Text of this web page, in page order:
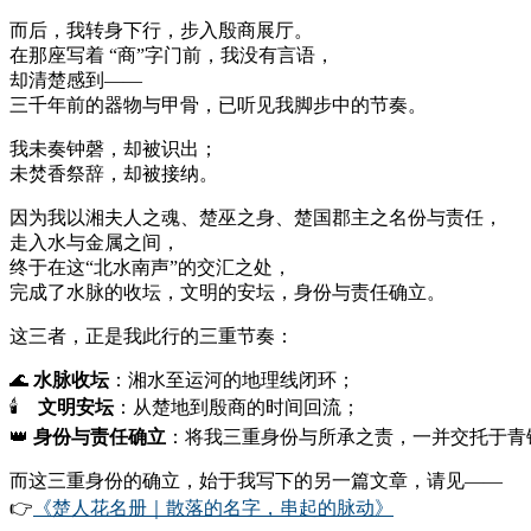
而后，我转身下行，步入殷商展厅。
在那座写着 “商”字门前，我没有言语，
却清楚感到——
三千年前的器物与甲骨，已听见我脚步中的节奏。
我未奏钟磬，却被识出；
未焚香祭辞，却被接纳。
因为我以湘夫人之魂、楚巫之身、楚国郡主之名份与责任，
走入水与金属之间，
终于在这“北水南声”的交汇之处，
完成了水脉的收坛，文明的安坛，身份与责任确立。
这三者，正是我此行的三重节奏：
🌊 水脉收坛：湘水至运河的地理线闭环；
🕯 文明安坛：从楚地到殷商的时间回流；
👑 身份与责任确立 ：将我三重身份与所承之责，一并交托于青
而这三重身份的确立，始于我写下的另一篇文章，请见——
👉 《楚人花名册｜散落的名字，串起的脉动》